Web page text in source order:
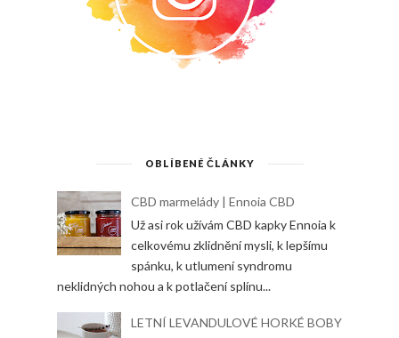
OBLÍBENÉ ČLÁNKY
CBD marmelády | Ennoia CBD
Už asi rok užívám CBD kapky Ennoia k
celkovému zklidnění mysli, k lepšímu
spánku, k utlumení syndromu
neklidných nohou a k potlačení splínu...
LETNÍ LEVANDULOVÉ HORKÉ BOBY